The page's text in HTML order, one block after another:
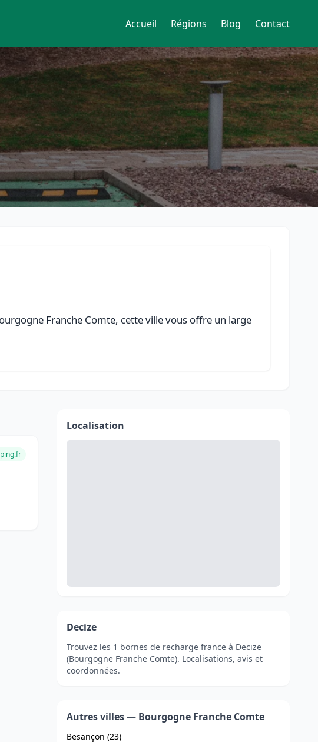
Accueil Régions Blog Contact
Franche Comte, cette ville vous offre un large
Localisation
Decize
Trouvez les 1 bornes de recharge france à Decize
(Bourgogne Franche Comte). Localisations, avis et
coordonnées.
Autres villes — Bourgogne Franche Comte
Besançon (23)